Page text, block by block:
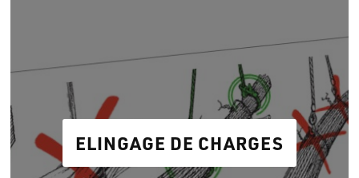
ELINGAGE DE CHARGES